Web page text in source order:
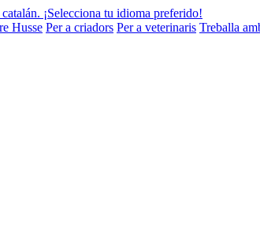
¡Selecciona tu idioma preferido!
Husse Per a criadors Per a veterinaris Treballa